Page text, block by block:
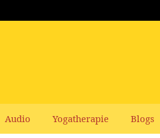
Audio Yogatherapie Blogs